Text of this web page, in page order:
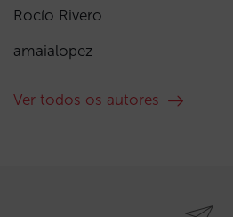
Rocío Rivero
amaialopez
Ver todos os autores